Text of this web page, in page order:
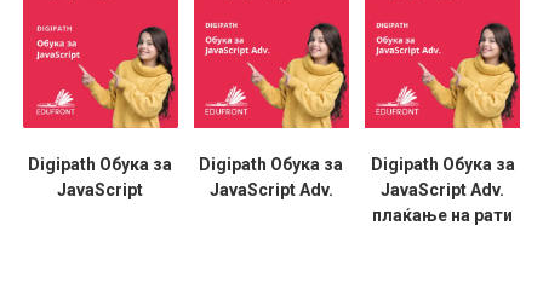
Digipath Обука за
JavaScript
Digipath Обука за
JavaScript Adv.
Digipath Обука за
JavaScript Adv.
плаќање на рати